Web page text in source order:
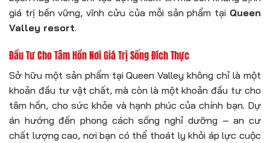
giá trị bền vững, vĩnh cửu của mỗi sản phẩm tại Queen
Valley resort.
Đầu Tư Cho Tâm Hồn Nơi Giá Trị Sống Đích Thực
Sở hữu một sản phẩm tại Queen Valley không chỉ là một
khoản đầu tư vật chất, mà còn là một khoản đầu tư cho
tâm hồn, cho sức khỏe và hạnh phúc của chính bạn. Dự
án hướng đến phong cách sống nghỉ dưỡng – an cư
chất lượng cao, nơi bạn có thể thoát ly khỏi áp lực cuộc